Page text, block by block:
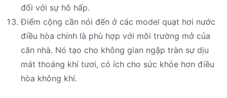
đối với sự hô hấp.
Điểm cộng cần nói đến ở các model quạt hơi nước
điều hòa chính là phù hợp với môi trường mở của
căn nhà. Nó tạo cho không gian ngập tràn sự dịu
mát thoáng khí tươi, có ích cho sức khỏe hơn điều
hòa không khí.